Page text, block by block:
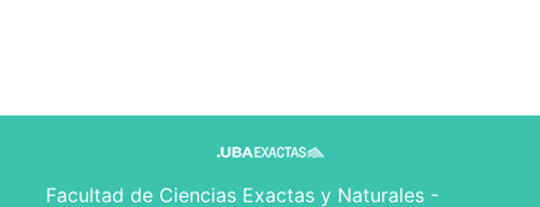
Facultad de Ciencias Exactas y Naturales -